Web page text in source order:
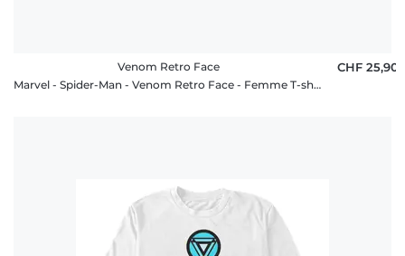
Venom Retro Face
Marvel - Spider-Man - Venom Retro Face - Femme T-shirt
CHF 25,90